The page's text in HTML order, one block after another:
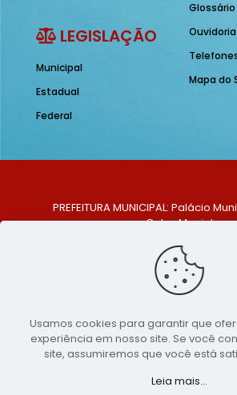
LEGISLAÇÃO
Municipal
Estadual
Federal
Glossário
Ouvidoria
Mapa do
PREFEITURA MUNICIPAL: Palácio
Celso Maciel
Centro, São Bento do Una - PE.
TELEFONE: (81) 99548-
E-MAIL:
Copyright 2021-2026 - Assessoria de
Prefeitura de São Bento do
Usamos cookies para garantir que
experiência em nosso site. Se você
site, assumiremos que você está
Leia mais...